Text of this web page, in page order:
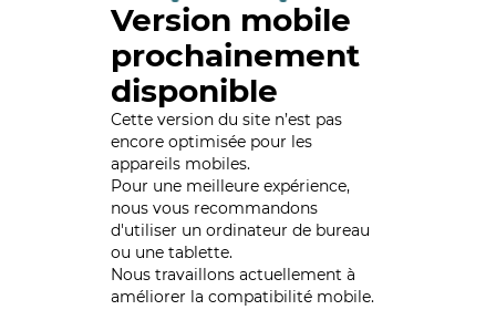
Version mobile
prochainement
disponible
Cette version du site n’est pas
encore optimisée pour les
appareils mobiles.
Pour une meilleure expérience,
nous vous recommandons
d'utiliser un ordinateur de bureau
ou une tablette.
Nous travaillons actuellement à
améliorer la compatibilité mobile.